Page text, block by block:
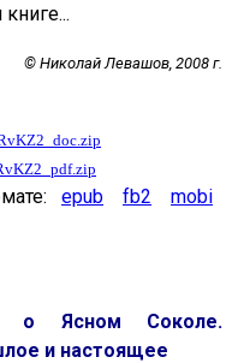
© Николай Левашов, 2008 г.
epub fb2 mobi
о Ясном Соколе.
и настоящее